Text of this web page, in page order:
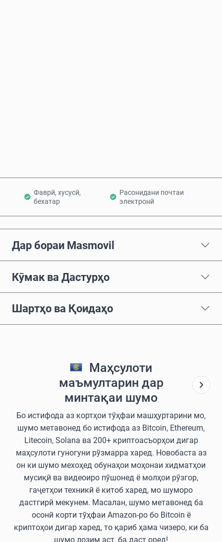
Фаврӣ, хусусӣ,
бехатар
Расонидани почтаи
электронӣ
Дар бораи Masmovil
Кӯмак ва Дастурҳо
Шартҳо ва Қоидаҳо
Маҳсулоти
маъмултарин дар
минтақаи шумо
Бо истифода аз кортҳои тӯҳфаи машҳуртарини мо,
шумо метавонед бо истифода аз Bitcoin, Ethereum,
Litecoin, Solana ва 200+ криптоасъорҳои дигар
маҳсулоти гуногуни рӯзмарра харед. Новобаста аз
он ки шумо мехоҳед обунаҳои моҳонаи хидматҳои
мусиқӣ ва видеоиро пӯшонед ё молҳои рӯзгор,
гаҷетҳои техникӣ ё китоб харед, мо шуморо
дастгирӣ мекунем. Масалан, шумо метавонед ба
осонӣ корти тӯҳфаи Amazon-ро бо Bitcoin ё
криптоҳои дигар харед, то қариб ҳама чизеро, ки ба
шумо лозим аст, ба даст оред!